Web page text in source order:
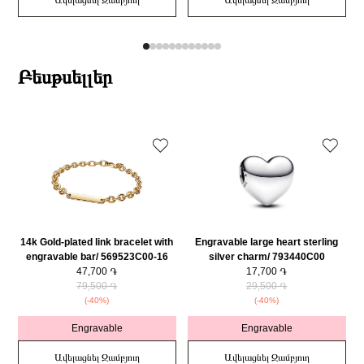
Բեսթսելլեր
14k Gold-plated link bracelet with
engravable bar/ 569523C00-16
47,700 ֏
79,500 ֏
(-40%)
Engravable
Ավելացնել Զամբյուղ
Engravable large heart sterling
silver charm/ 793440C00
17,700 ֏
29,500 ֏
(-40%)
Engravable
Ավելացնել Զամբյուղ